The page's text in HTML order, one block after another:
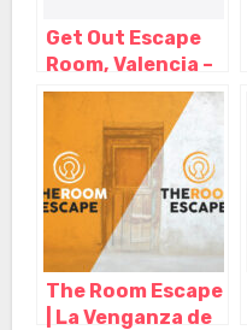
Get Out Escape
Room, Valencia –
Valencia
The Room Escape
| La Venganza de